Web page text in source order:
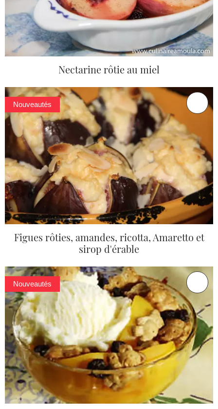
Nectarine rôtie au miel
Nouveautés
Figues rôties, amandes, ricotta, Amaretto et
sirop d'érable
Nouveautés